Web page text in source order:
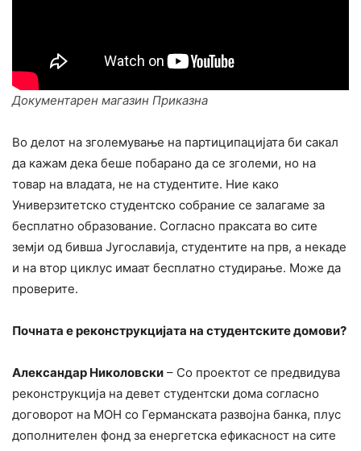
Документарен магазин Приказна
Во делот на зголемување на партиципацијата би сакал
да кажам дека беше побарано да се зголеми, но на
товар на владата, не на студентите. Ние како
Универзитетско студентско собрание се залагаме за
бесплатно образование. Согласно праксата во сите
земји од бивша Југославија, студентите на прв, а некаде
и на втор циклус имаат бесплатно студирање. Може да
проверите.
Почната е реконструкцијата на студентските домови?
Александар Николовски – Со проектот се предвидува
реконструкција на девет студентски дома согласно
договорот на МОН со Германската развојна банка, плус
дополнителен фонд за енергетска ефикасност на сите